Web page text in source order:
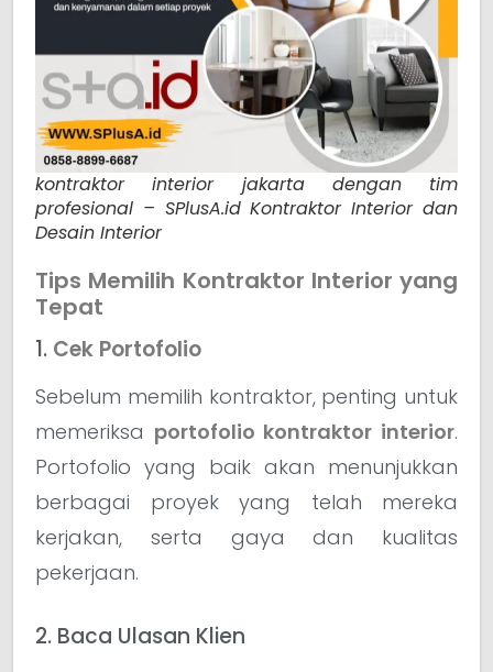
kontraktor interior jakarta dengan tim
profesional – SPlusA.id Kontraktor Interior dan
Desain Interior
Tips Memilih Kontraktor Interior yang
Tepat
1. Cek Portofolio
Sebelum memilih kontraktor, penting untuk
memeriksa portofolio kontraktor interior.
Portofolio yang baik akan menunjukkan
berbagai proyek yang telah mereka
kerjakan, serta gaya dan kualitas
pekerjaan.
2. Baca Ulasan Klien